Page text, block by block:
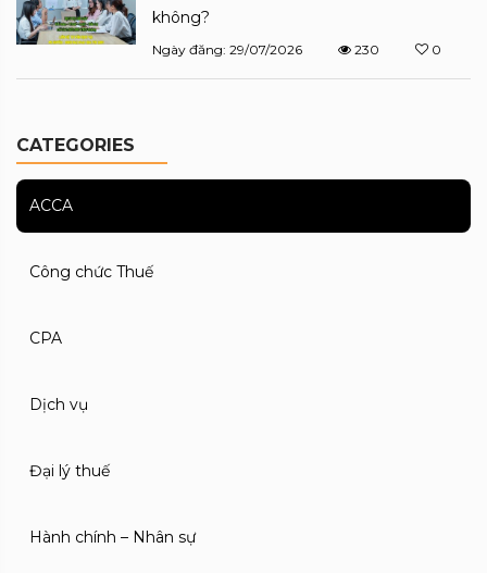
không?
Ngày đăng: 29/07/2026 230 0
CATEGORIES
ACCA
Công chức Thuế
CPA
Dịch vụ
Đại lý thuế
Hành chính – Nhân sự